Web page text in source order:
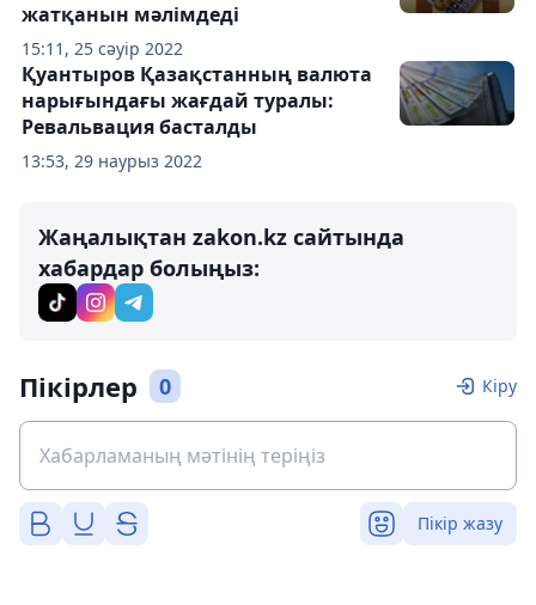
15:11, 25 сәуір 2022
жатқанын мәлімдеді
13:53, 29 наурыз 2022
Қуантыров Қазақстанның валюта
нарығындағы жағдай туралы:
Ревальвация басталды
Жаңалықтан zakon.kz сайтында
хабардар болыңыз:
Пікірлер 0 Кіру
Пікір жазу